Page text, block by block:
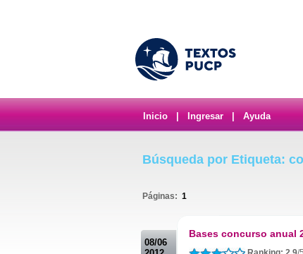
Inicio Ingresar Ayuda
Búsqueda por Etiqueta:
Páginas: 1
08/06
Bases concurso anual